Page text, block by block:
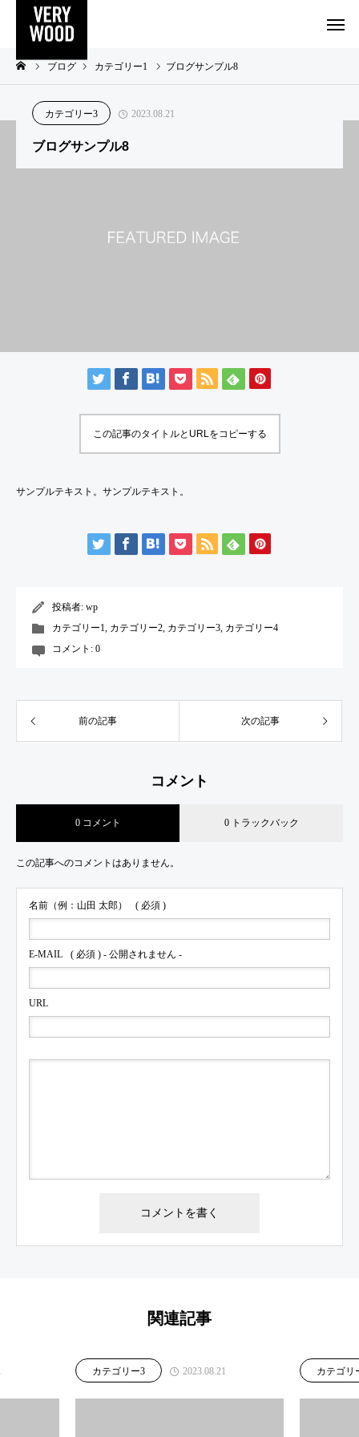
ブログ カテゴリー1 ブログサンプル8
カテゴリー3 2023.08.21
ブログサンプル8
この記事のタイトルとURLをコピーする
サンプルテキスト。サンプルテキスト。
投稿者: wp
カテゴリー1, カテゴリー2, カテゴリー3, カテゴリー4
コメント: 0
前の記事 次の記事
コメント
0 コメント 0 トラックバック
この記事へのコメントはありません。
名前（例：山田 太郎） ( 必須 )
E-MAIL ( 必須 ) - 公開されません -
URL
関連記事
カテゴリー3 2023.08.21 カテゴリ